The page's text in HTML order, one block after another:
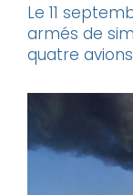
Le 11
armés de
quatre avions